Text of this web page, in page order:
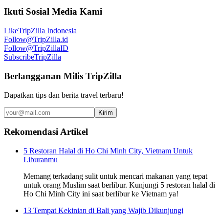
Ikuti Sosial Media Kami
LikeTripZilla Indonesia
Follow@TripZilla.id
Follow@TripZillaID
SubscribeTripZilla
Berlangganan Milis TripZilla
Dapatkan tips dan berita travel terbaru!
Kirim
Rekomendasi Artikel
5 Restoran Halal di Ho Chi Minh City, Vietnam Untuk
Liburanmu
Memang terkadang sulit untuk mencari makanan yang tepat
untuk orang Muslim saat berlibur. Kunjungi 5 restoran halal di
Ho Chi Minh City ini saat berlibur ke Vietnam ya!
13 Tempat Kekinian di Bali yang Wajib Dikunjungi